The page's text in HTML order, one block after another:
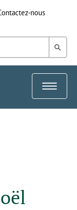
nous
dans
Toggle